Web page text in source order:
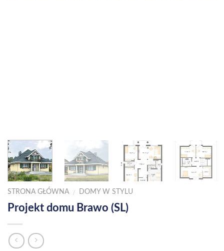
STRONA GŁÓWNA / DOMY W STYLU
Projekt domu Brawo (SL)